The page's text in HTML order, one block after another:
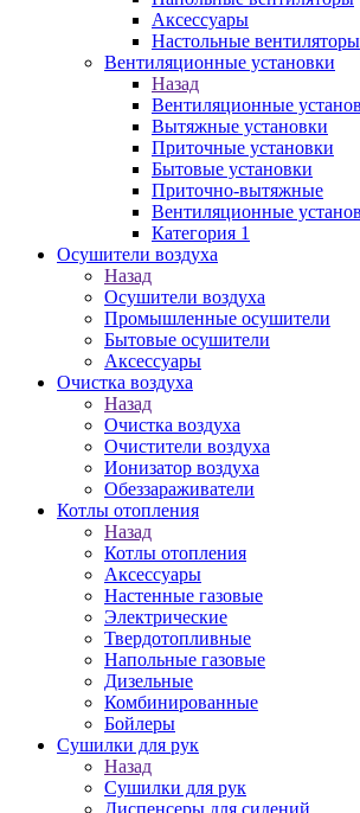
Аксессуары
Настольные вентиляторы
Вентиляционные установки
Назад
Вентиляционные
Вытяжные установки
Приточные установки
Бытовые установки
Приточно-вытяжные
Вентиляционные
Категория 1
Осушители воздуха
Назад
Осушители воздуха
Промышленные осушители
Бытовые осушители
Аксессуары
Очистка воздуха
Назад
Очистка воздуха
Очистители воздуха
Ионизатор воздуха
Обеззараживатели
Котлы отопления
Назад
Котлы отопления
Аксессуары
Настенные газовые
Электрические
Твердотопливные
Напольные газовые
Дизельные
Комбинированные
Бойлеры
Сушилки для рук
Назад
Сушилки для рук
Диспенсеры для сидений